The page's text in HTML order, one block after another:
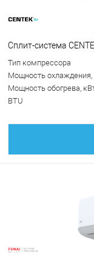
Сплит-система
Тип компрессора
Мощность охлаждения,
Мощность обогрева,
BTU